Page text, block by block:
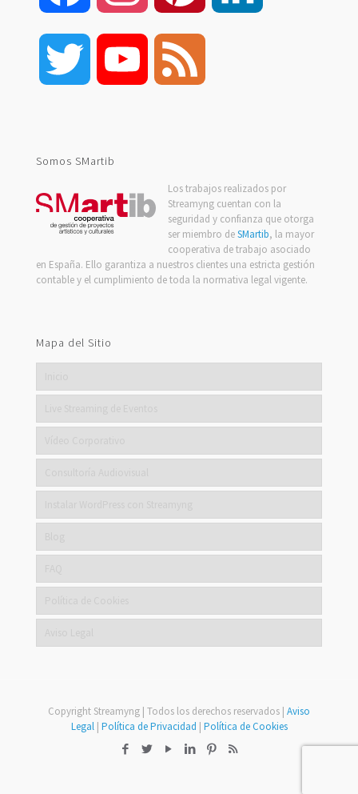
Twitter YouTube
Somos SMartib
Los trabajos realizados por
Streamyng cuentan con la
seguridad y confianza que otorga
ser miembro deSMartib, la mayor
cooperativa de trabajo asociado
en España. Ello garantiza a nuestros clientes una estricta gestión
contable y el cumplimiento de toda la normativa legal vigente.
Mapa del Sitio
Copyright Streamyng | Todos los derechos reservados | Aviso
Legal| Política de Privacidad | Política de Cookies